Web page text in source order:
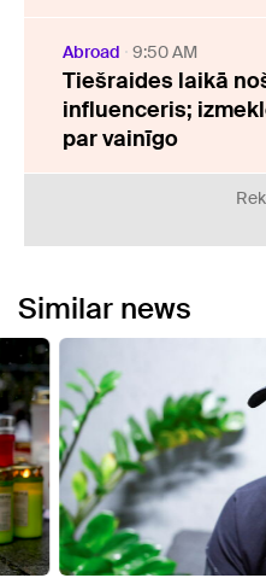
Abroad 9:50 AM
Tiešraides laikā
influenceris;
par vainīgo
Similar news